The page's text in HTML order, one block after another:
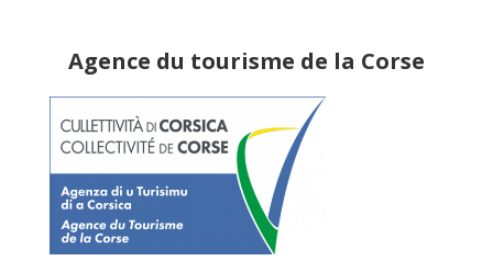
Agence du tourisme de la Corse